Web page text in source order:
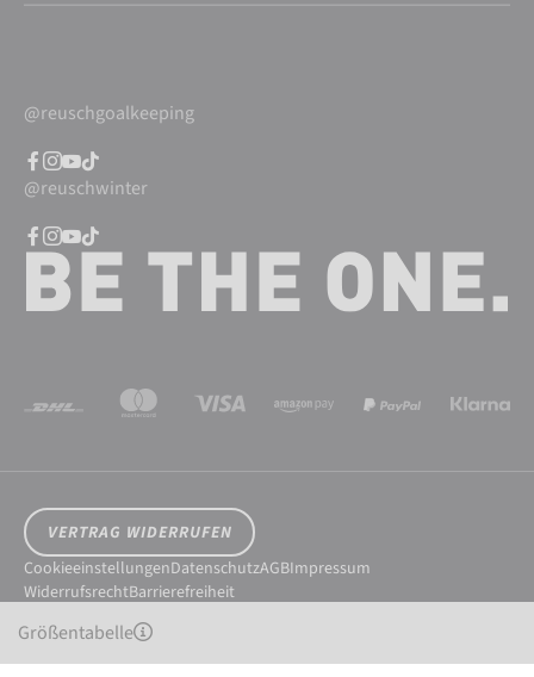
Größentabelle
@reuschgoalkeeping
@reuschwinter
VERTRAG WIDERRUFEN
CookieeinstellungenDatenschutzAGBImpressum
WiderrufsrechtBarrierefreiheit
© 2026 Reusch International SpA - AG